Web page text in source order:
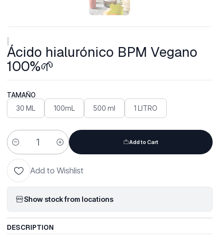
Ácido hialurónico BPM Vegano
100%🌱
TAMAÑO
30 ML 100mL 500 ml 1 LITRO
Quantity
Add to Cart
Add to Wishlist
Show stock from locations
DESCRIPTION